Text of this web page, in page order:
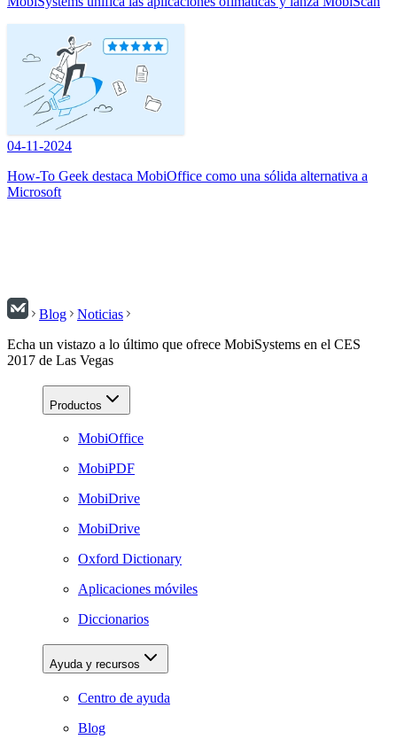
04-11-2024
How-To Geek destaca MobiOffice como una sólida alternativa a
Microsoft
Blog
Noticias
Echa un vistazo a lo último que ofrece MobiSystems en el CES
2017 de Las Vegas
Productos
MobiOffice
MobiPDF
MobiDrive
MobiDrive
Oxford Dictionary
Aplicaciones móviles
Diccionarios
Ayuda y recursos
Centro de ayuda
Blog